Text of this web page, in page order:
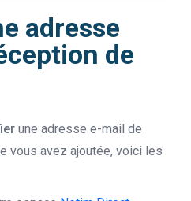
adresse
de
une adresse e-mail de
vous avez ajoutée, voici les